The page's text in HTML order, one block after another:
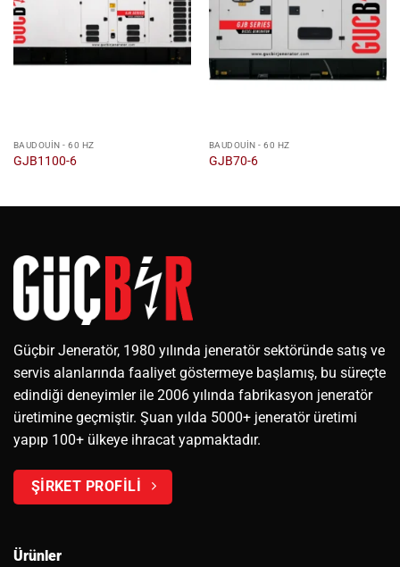
BAUDOUIN - 60 HZ
GJB1100-6
BAUDOUIN - 60 HZ
GJB70-6
Güçbir Jeneratör, 1980 yılında jeneratör sektöründe satış ve
servis alanlarında faaliyet göstermeye başlamış, bu süreçte
edindiği deneyimler ile 2006 yılında fabrikasyon jeneratör
üretimine geçmiştir. Şuan yılda 5000+ jeneratör üretimi
yapıp 100+ ülkeye ihracat yapmaktadır.
ŞİRKET PROFİLİ
Ürünler